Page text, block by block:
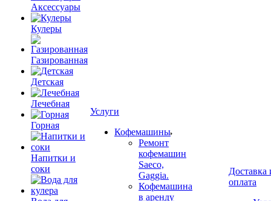
Аксессуары
Кулеры
Газированная
Детская
Лечебная
Горная
Напитки и
соки
Услуги
Кофемашины
Ремонт
кофемашин
Saeco,
Gaggia.
Кофемашина
в аренду
Доставка
оплата